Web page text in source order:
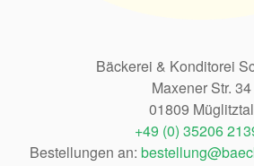
Bäckerei & Konditorei
Maxener Str. 34
01809 Müglitztal
+49 (0) 35206
Bestellungen an: